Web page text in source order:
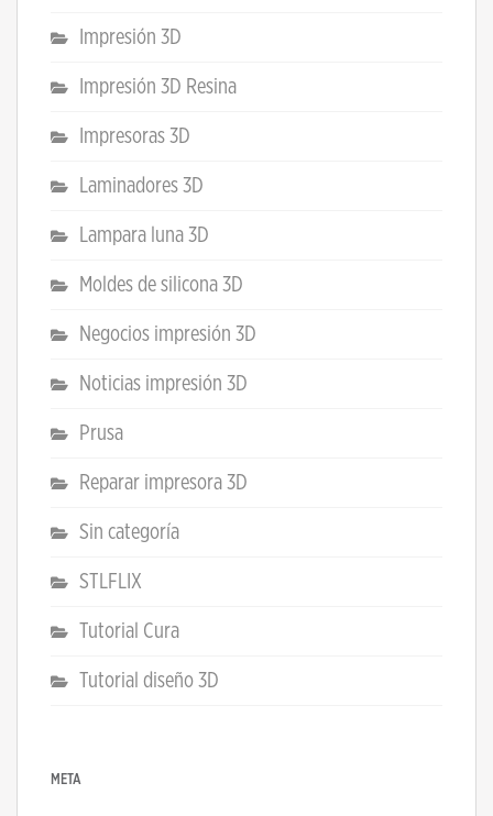
Impresión 3D
Impresión 3D Resina
Impresoras 3D
Laminadores 3D
Lampara luna 3D
Moldes de silicona 3D
Negocios impresión 3D
Noticias impresión 3D
Prusa
Reparar impresora 3D
Sin categoría
STLFLIX
Tutorial Cura
Tutorial diseño 3D
META